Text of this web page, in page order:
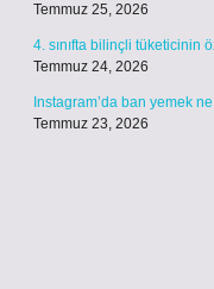
Temmuz 25, 2026
4. sınıfta bilinçli tüketicinin
Temmuz 24, 2026
Instagram’da ban yemek
Temmuz 23, 2026